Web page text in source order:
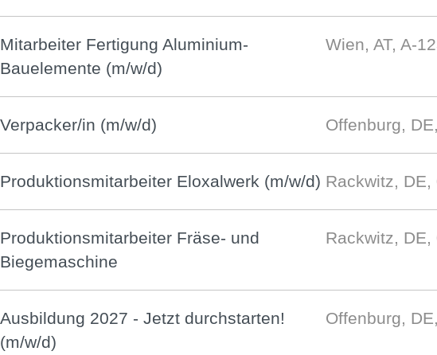
Mitarbeiter Fertigung Aluminium-
Bauelemente (m/w/d)
Wien, AT, A-
Verpacker/in (m/w/d) Offenburg,
Produktionsmitarbeiter Eloxalwerk (m/w/d) Rackwitz, DE,
Produktionsmitarbeiter Fräse- und
Biegemaschine
Rackwitz, DE,
Ausbildung 2027 - Jetzt durchstarten!
(m/w/d)
Offenburg,